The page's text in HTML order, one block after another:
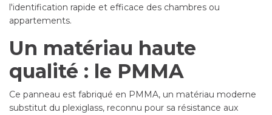
l'identification rapide et efficace des chambres ou
appartements.
Un matériau haute
qualité : le PMMA
Ce panneau est fabriqué en PMMA, un matériau moderne
substitut du plexiglass, reconnu pour sa résistance aux